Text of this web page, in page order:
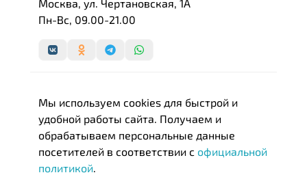
Москва, ул. Чертановская, 1А
Пн-Вс, 09.00-21.00
Мы используем cookies для быстрой и
удобной работы сайта. Получаем и
обрабатываем персональные данные
посетителей в соответствии с официальной
политикой